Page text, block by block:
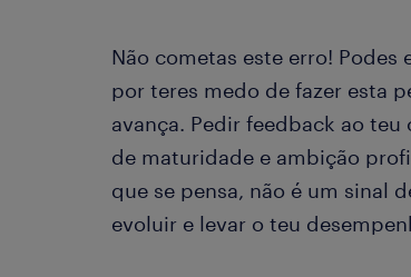
Não cometas este erro! Podes
por teres medo de fazer esta
avança. Pedir feedback ao teu
de maturidade e ambição
que se pensa, não é um sinal
evoluir e levar o teu